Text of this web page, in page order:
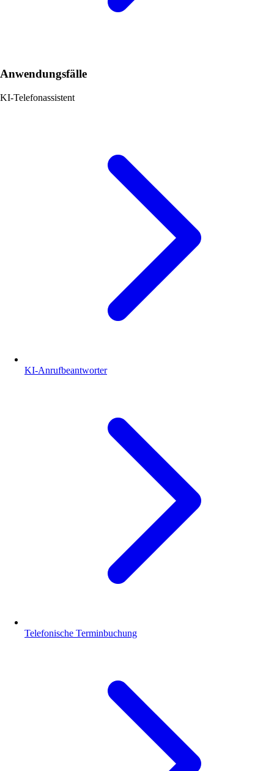
Anwendungsfälle
KI-Telefonassistent
KI-Anrufbeantworter
Telefonische Terminbuchung